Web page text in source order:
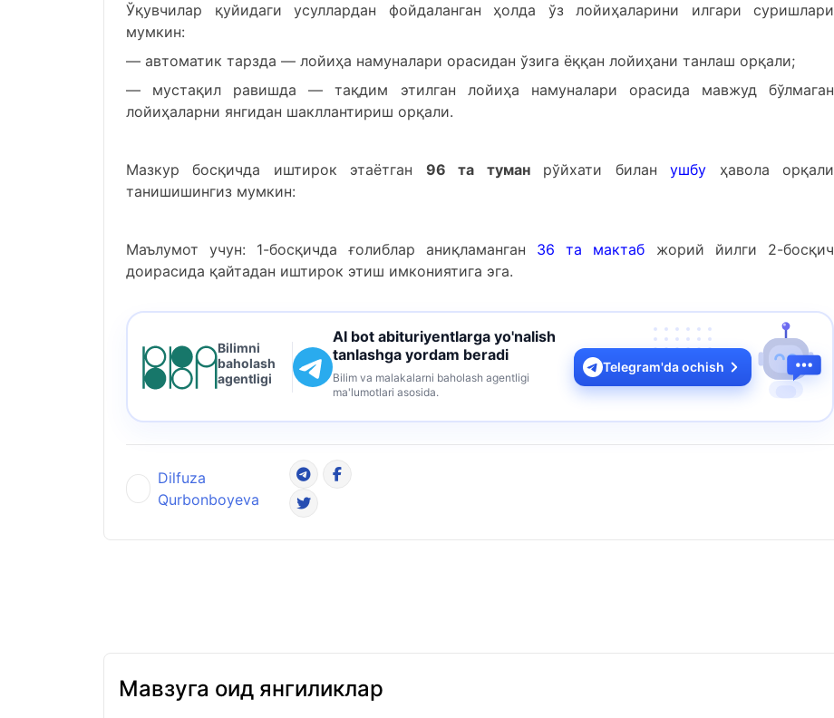
Ўқувчилар қуйидаги усуллардан фойдаланган ҳолда ўз лойиҳаларини илгари суришлари
мумкин:
— автоматик тарзда — лойиҳа намуналари орасидан ўзига ёққан лойиҳани танлаш орқали;
— мустақил равишда — тақдим этилган лойиҳа намуналари орасида мавжуд бўлмаган
лойиҳаларни янгидан шакллантириш орқали.
Мазкур босқичда иштирок этаётган 96 та туманрўйхати биланушбу ҳавола орқали
танишишингиз мумкин:
Маълумот учун: 1-босқичда ғолиблар аниқламанган 36 та мактаб жорий йилги 2-босқич
доирасида қайтадан иштирок этиш имкониятига эга.
Bilimni
baholash
agentligi
AI bot abituriyentlarga yo'nalish
tanlashga yordam beradi
Bilim va malakalarni baholash agentligi
ma'lumotlari asosida.
Telegram'da ochish
Dilfuza
Qurbonboyeva
Мавзуга оид янгиликлар